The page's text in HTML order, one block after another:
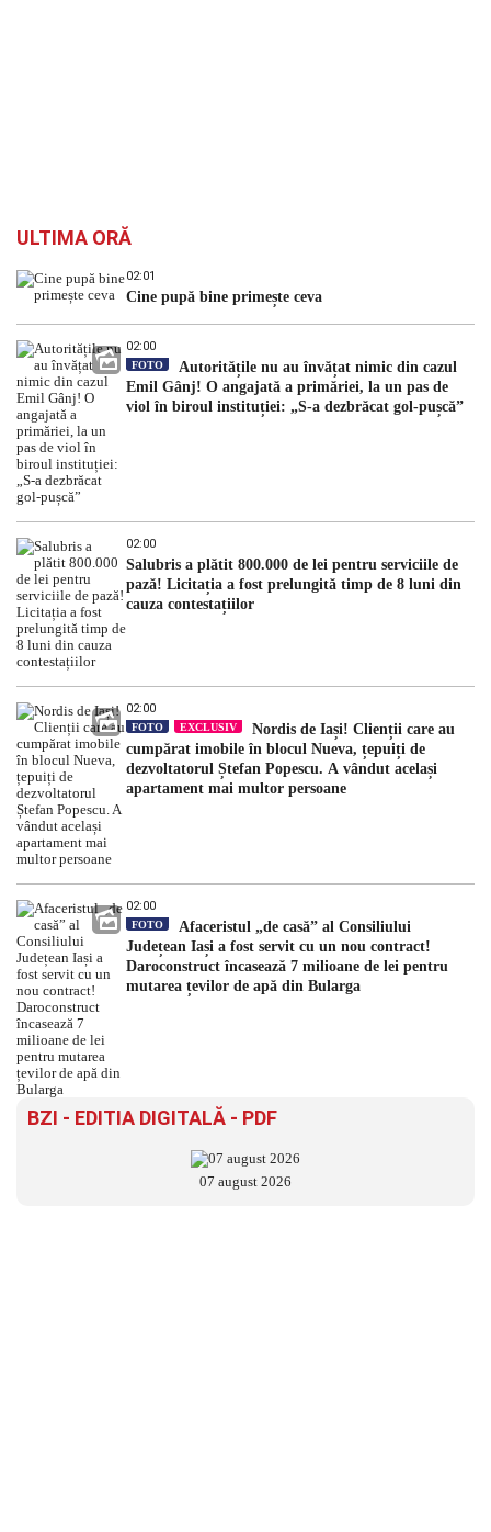
ULTIMA ORĂ
02:01
Cine pupă bine primește ceva
02:00
FOTO
Autoritățile nu au învățat nimic din cazul
Emil Gânj! O angajată a primăriei, la un pas de
viol în biroul instituției: „S-a dezbrăcat gol-pușcă”
02:00
Salubris a plătit 800.000 de lei pentru serviciile de
pază! Licitația a fost prelungită timp de 8 luni din
cauza contestațiilor
02:00
FOTO EXCLUSIV
Nordis de Iași! Clienții care au
cumpărat imobile în blocul Nueva, țepuiți de
dezvoltatorul Ștefan Popescu. A vândut același
apartament mai multor persoane
02:00
FOTO
Afaceristul „de casă” al Consiliului
Județean Iași a fost servit cu un nou contract!
Daroconstruct încasează 7 milioane de lei pentru
mutarea țevilor de apă din Bularga
BZI - EDITIA DIGITALĂ - PDF
07 august 2026